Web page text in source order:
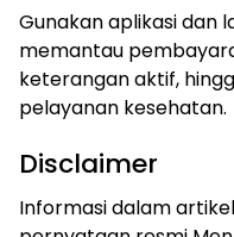
Gunakan aplikasi dan
memantau
keterangan aktif,
pelayanan kesehatan.
Disclaimer
Informasi dalam